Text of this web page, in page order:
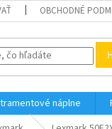
OBCHODNÉ
náplne